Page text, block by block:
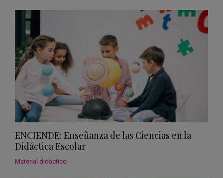
ENCIENDE: Enseñanza de las Ciencias en la
Didáctica Escolar
Material didáctico